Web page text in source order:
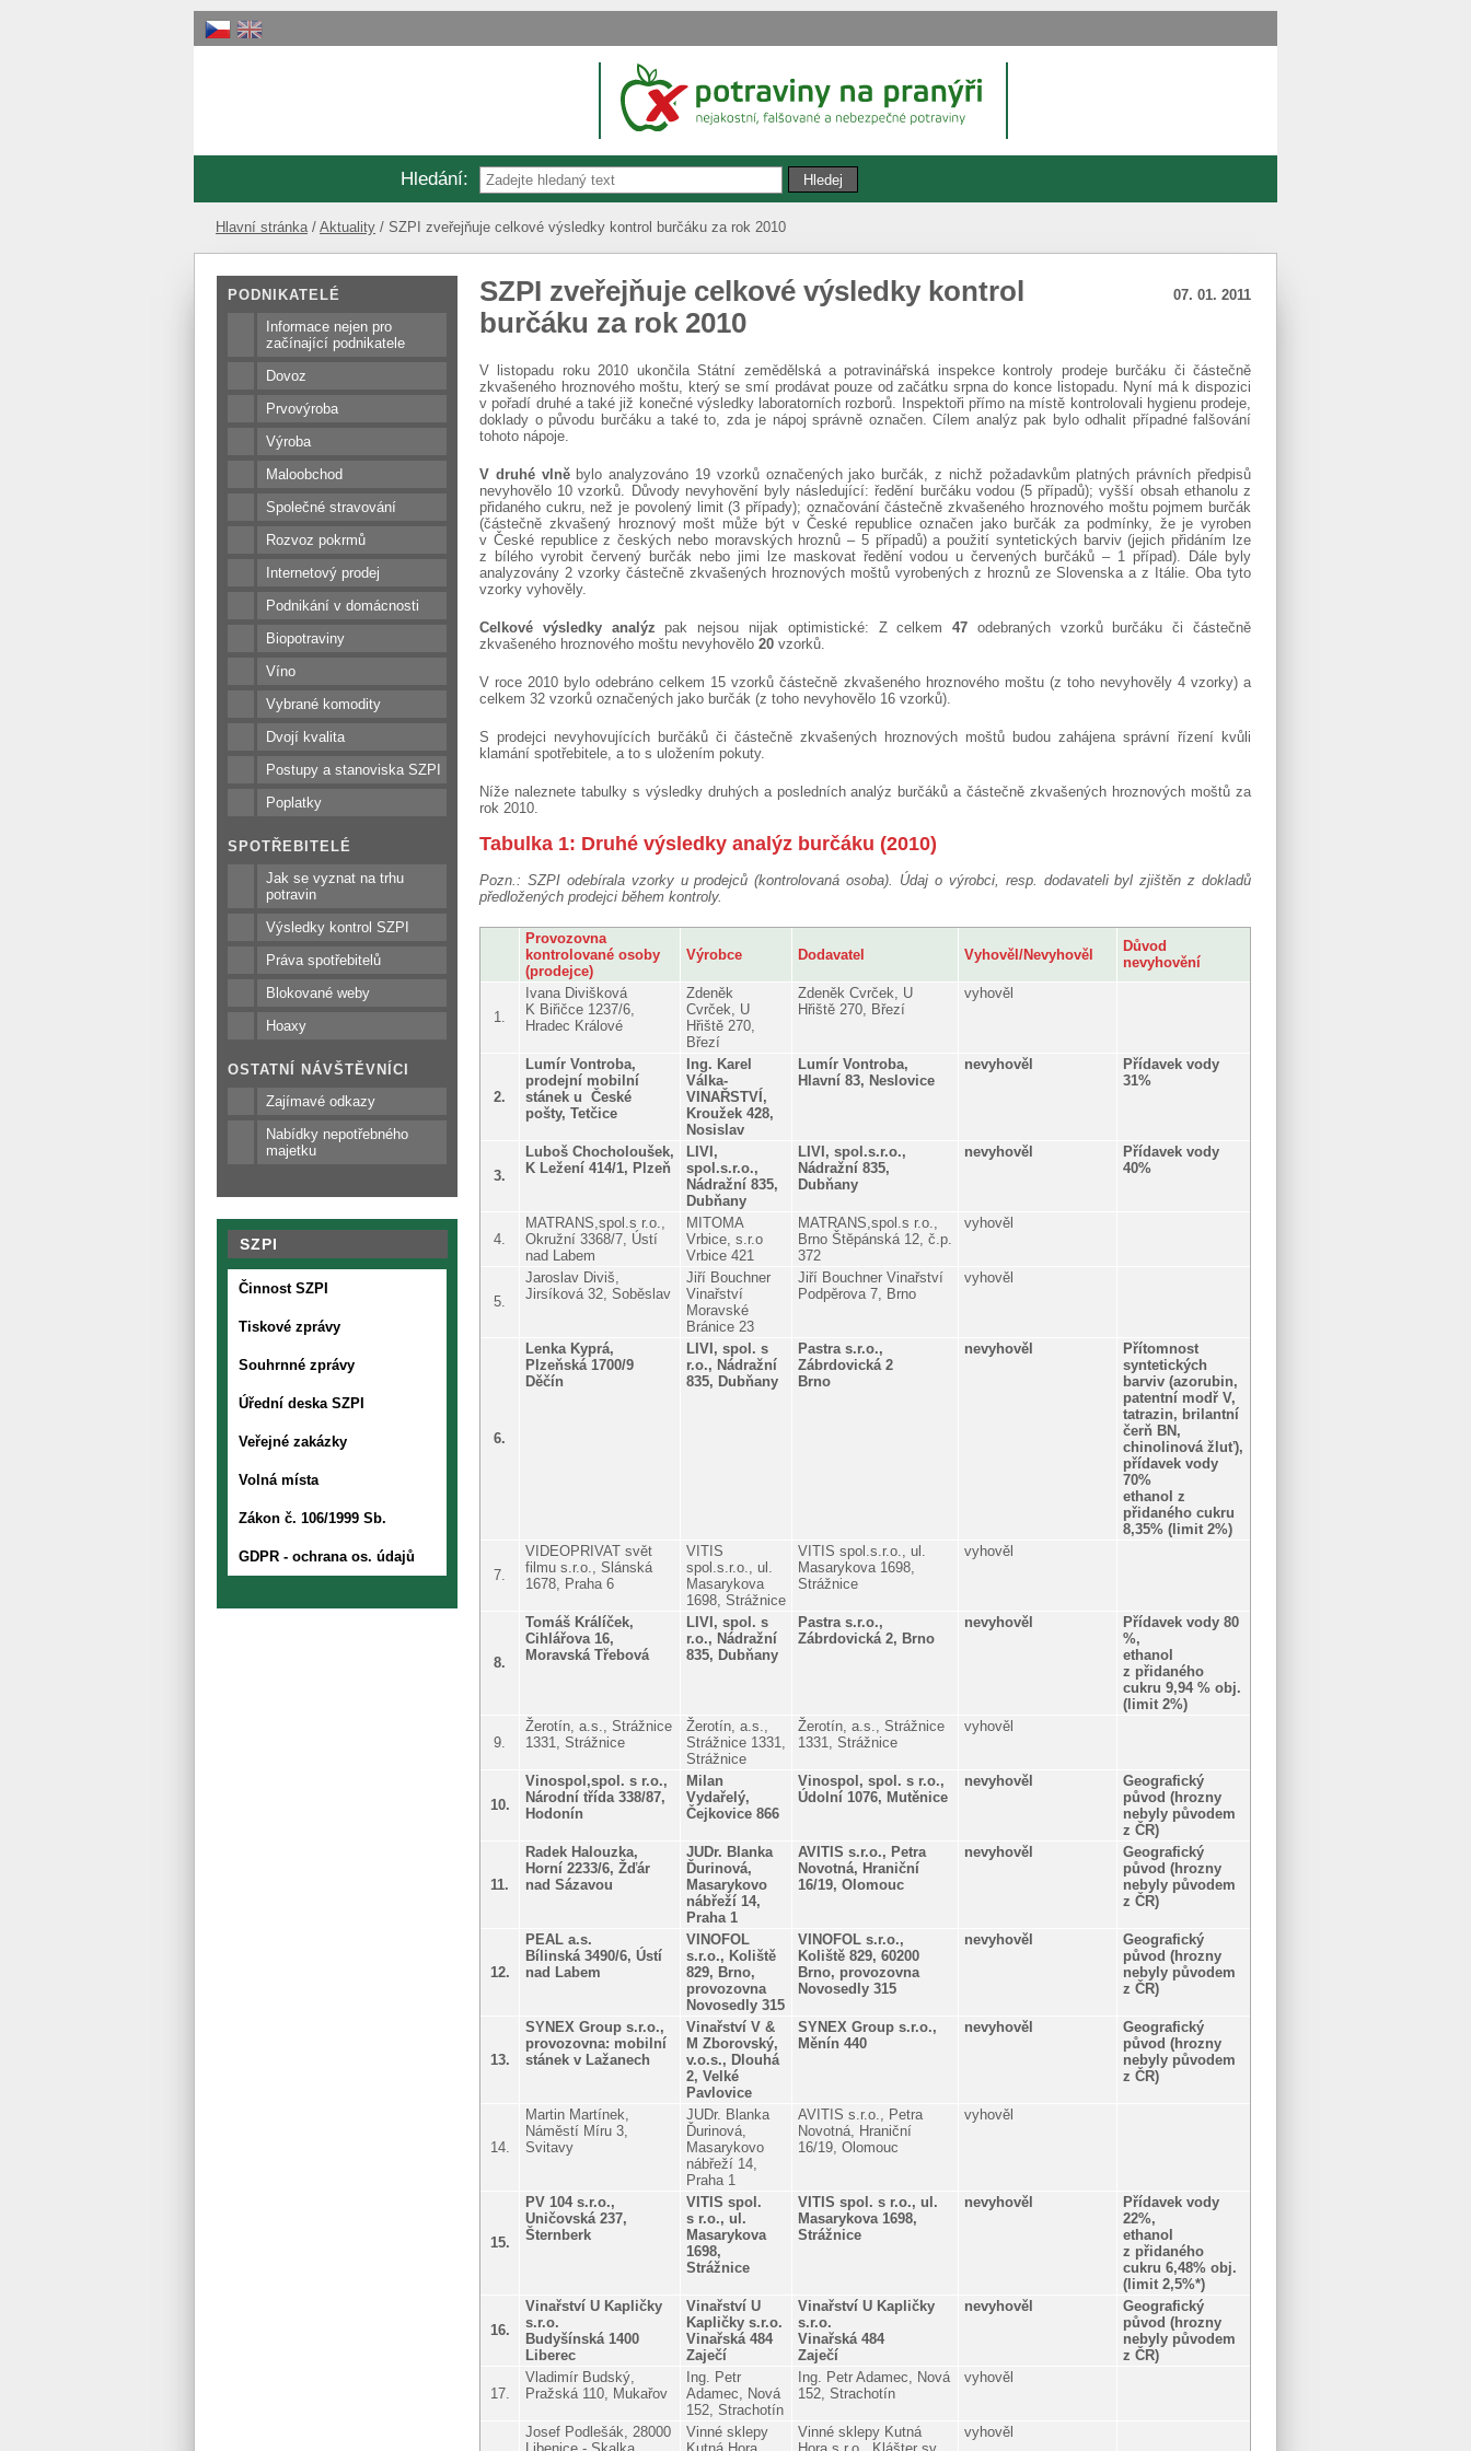
Hledání:
Hlavní stránka Aktuality SZPI zveřejňuje celkové výsledky kontrol burčáku za rok 2010
PODNIKATELÉ
Informace nejen pro
začínající podnikatele
Dovoz
Prvovýroba
Výroba
Maloobchod
Společné stravování
Rozvoz pokrmů
Internetový prodej
Podnikání v domácnosti
Biopotraviny
Víno
Vybrané komodity
Dvojí kvalita
Postupy a stanoviska SZPI
Poplatky
SPOTŘEBITELÉ
Jak se vyznat na trhu
potravin
Výsledky kontrol SZPI
Práva spotřebitelů
Blokované weby
Hoaxy
OSTATNÍ NÁVŠTĚVNÍCI
Zajímavé odkazy
Nabídky nepotřebného
majetku
SZPI
Činnost SZPI
Tiskové zprávy
Souhrnné zprávy
Úřední deska SZPI
Veřejné zakázky
Volná místa
Zákon č. 106/1999 Sb.
GDPR - ochrana os. údajů
SZPI zveřejňuje celkové výsledky kontrol
burčáku za rok 2010
07. 01. 2011
V listopadu roku 2010 ukončila Státní zemědělská a potravinářská inspekce kontroly prodeje burčáku či částečně
zkvašeného hroznového moštu, který se smí prodávat pouze od začátku srpna do konce listopadu. Nyní má k dispozici
v pořadí druhé a také již konečné výsledky laboratorních rozborů. Inspektoři přímo na místě kontrolovali hygienu prodeje,
doklady o původu burčáku a také to, zda je nápoj správně označen. Cílem analýz pak bylo odhalit případné falšování
tohoto nápoje.
V druhé vlněbylo analyzováno 19 vzorků označených jako burčák, z nichž požadavkům platných právních předpisů
nevyhovělo 10 vzorků. Důvody nevyhovění byly následující: ředění burčáku vodou (5 případů); vyšší obsah ethanolu z
přidaného cukru, než je povolený limit (3 případy); označování částečně zkvašeného hroznového moštu pojmem burčák
(částečně zkvašený hroznový mošt může být v České republice označen jako burčák za podmínky, že je vyroben
v České republice z českých nebo moravských hroznů – 5 případů) a použití syntetických barviv (jejich přidáním lze
z bílého vyrobit červený burčák nebo jimi lze maskovat ředění vodou u červených burčáků – 1 případ). Dále byly
analyzovány 2 vzorky částečně zkvašených hroznových moštů vyrobených z hroznů ze Slovenska a z Itálie. Oba tyto
vzorky vyhověly.
Celkové výsledky analýz pak nejsou nijak optimistické: Z celkem47 odebraných vzorků burčáku či částečně
zkvašeného hroznového moštu nevyhovělo 20 vzorků.
V roce 2010 bylo odebráno celkem 15 vzorků částečně zkvašeného hroznového moštu (z toho nevyhověly 4 vzorky) a
celkem 32 vzorků označených jako burčák (z toho nevyhovělo 16 vzorků).
S prodejci nevyhovujících burčáků či částečně zkvašených hroznových moštů budou zahájena správní řízení kvůli
klamání spotřebitele, a to s uložením pokuty.
Níže naleznete tabulky s výsledky druhých a posledních analýz burčáků a částečně zkvašených hroznových moštů za
rok 2010
Tabulka 1: Druhé výsledky analýz burčáku (2010)
Pozn.: SZPI odebírala vzorky u prodejců (kontrolovaná osoba). Údaj o výrobci, resp. dodavateli byl zjištěn z dokladů
předložených prodejci během kontroly.
Provozovna
kontrolované osoby
(prodejce)
Výrobce Dodavatel Vyhověl/Nevyhověl
Důvod
nevyhovění
1.
Ivana Divišková
K Biřičce 1237/6,
Hradec Králové
Zdeněk
Cvrček, U
Hřiště 270,
Březí
Zdeněk Cvrček, U
Hřiště 270, Březí
vyhověl
2.
Lumír Vontroba,
prodejní mobilní
stánek u České
pošty, Tetčice
Ing. Karel
Válka-
VINAŘSTVÍ,
Kroužek 428,
Nosislav
Lumír Vontroba,
Hlavní 83, Neslovice
nevyhověl
Přídavek vody
31%
3.
Luboš Chocholoušek,
K Ležení 414/1, Plzeň
LIVI,
spol.s.r.o.,
Nádražní 835,
Dubňany
LIVI, spol.s.r.o.,
Nádražní 835,
Dubňany
nevyhověl
Přídavek vody
40%
4.
MATRANS,spol.s r.o.,
Okružní 3368/7, Ústí
nad Labem
MITOMA
Vrbice, s.r.o
Vrbice 421
MATRANS,spol.s r.o.,
Brno Štěpánská 12, č.p.
372
vyhověl
5.
Jaroslav Diviš,
Jirsíková 32, Soběslav
Jiří Bouchner
Vinařství
Moravské
Bránice 23
Jiří Bouchner Vinařství
Podpěrova 7, Brno
vyhověl
6.
Lenka Kyprá,
Plzeňská 1700/9
Děčín
LIVI, spol. s
r.o., Nádražní
835, Dubňany
Pastra s.r.o.,
Zábrdovická 2
Brno
nevyhověl
Přítomnost
syntetických
barviv (azorubin,
patentní modř V,
tatrazin, brilantní
čerň BN,
chinolinová žluť),
přídavek vody
70%
ethanol z
přidaného cukru
8,35% (limit 2%)
7.
VIDEOPRIVAT svět
filmu s.r.o., Slánská
1678, Praha 6
VITIS
spol.s.r.o., ul.
Masarykova
1698, Strážnice
VITIS spol.s.r.o., ul.
Masarykova 1698,
Strážnice
vyhověl
8.
Tomáš Králíček,
Cihlářova 16,
Moravská Třebová
LIVI, spol. s
r.o., Nádražní
835, Dubňany
Pastra s.r.o.,
Zábrdovická 2, Brno
nevyhověl
Přídavek vody 80
%,
ethanol
z přidaného
cukru 9,94 % obj.
(limit 2%)
9.
Žerotín, a.s., Strážnice
1331, Strážnice
Žerotín, a.s.,
Strážnice 1331,
Strážnice
Žerotín, a.s., Strážnice
1331, Strážnice
vyhověl
10.
Vinospol,spol. s r.o.,
Národní třída 338/87,
Hodonín
Milan
Vydařelý,
Čejkovice 866
Vinospol, spol. s r.o.,
Údolní 1076, Mutěnice
nevyhověl
Geografický
původ (hrozny
nebyly původem
z ČR)
11.
Radek Halouzka,
Horní 2233/6, Žďár
nad Sázavou
JUDr. Blanka
Ďurinová,
Masarykovo
nábřeží 14,
Praha 1
AVITIS s.r.o., Petra
Novotná, Hraniční
16/19, Olomouc
nevyhověl
Geografický
původ (hrozny
nebyly původem
z ČR)
12.
PEAL a.s.
Bílinská 3490/6, Ústí
nad Labem
VINOFOL
s.r.o., Koliště
829, Brno,
provozovna
Novosedly 315
VINOFOL s.r.o.,
Koliště 829, 60200
Brno, provozovna
Novosedly 315
nevyhověl
Geografický
původ (hrozny
nebyly původem
z ČR)
13.
SYNEX Group s.r.o.,
provozovna: mobilní
stánek v Lažanech
Vinařství V &
M Zborovský,
v.o.s., Dlouhá
2, Velké
Pavlovice
SYNEX Group s.r.o.,
Měnín 440
nevyhověl
Geografický
původ (hrozny
nebyly původem
z ČR)
14.
Martin Martínek,
Náměstí Míru 3,
Svitavy
JUDr. Blanka
Ďurinová,
Masarykovo
nábřeží 14,
Praha 1
AVITIS s.r.o., Petra
Novotná, Hraniční
16/19, Olomouc
vyhověl
15.
PV 104 s.r.o.,
Uničovská 237,
Šternberk
VITIS spol.
s r.o., ul.
Masarykova
1698,
Strážnice
VITIS spol. s r.o., ul.
Masarykova 1698,
Strážnice
nevyhověl
Přídavek vody
22%,
ethanol
z přidaného
cukru 6,48% obj.
(limit 2,5%*)
16.
Vinařství U Kapličky
s.r.o.
Budyšínská 1400
Liberec
Vinařství U
Kapličky s.r.o.
Vinařská 484
Zaječí
Vinařství U Kapličky
s.r.o.
Vinařská 484
Zaječí
nevyhověl
Geografický
původ (hrozny
nebyly původem
z ČR)
17.
Vladimír Budský,
Pražská 110, Mukařov
Ing. Petr
Adamec, Nová
152, Strachotín
Ing. Petr Adamec, Nová
152, Strachotín
vyhověl
Josef Podlešák, 28000
Vinné sklepy
Vinné sklepy Kutná
vyhověl